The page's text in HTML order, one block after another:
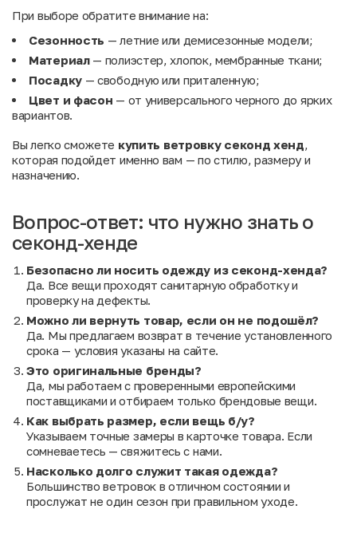
При выборе обратите внимание на:
Сезонность — летние или демисезонные модели;
Материал— полиэстер, хлопок, мембранные ткани;
Посадку— свободную или приталенную;
Цвет и фасон — от универсального черного до ярких
вариантов.
Вы легко сможете купить ветровку секонд хенд,
которая подойдет именно вам — по стилю, размеру и
назначению.
Вопрос-ответ: что нужно знать о
секонд-хенде
Безопасно ли носить одежду из секонд-хенда?
Да. Все вещи проходят санитарную обработку и
проверку на дефекты.
Можно ли вернуть товар, если он не подошёл?
Да. Мы предлагаем возврат в течение установленного
срока — условия указаны на сайте.
Это оригинальные бренды?
Да, мы работаем с проверенными европейскими
поставщиками и отбираем только брендовые вещи.
Как выбрать размер, если вещь б/у?
Указываем точные замеры в карточке товара. Если
сомневаетесь — свяжитесь с нами.
Насколько долго служит такая одежда?
Большинство ветровок в отличном состоянии и
прослужат не один сезон при правильном уходе.